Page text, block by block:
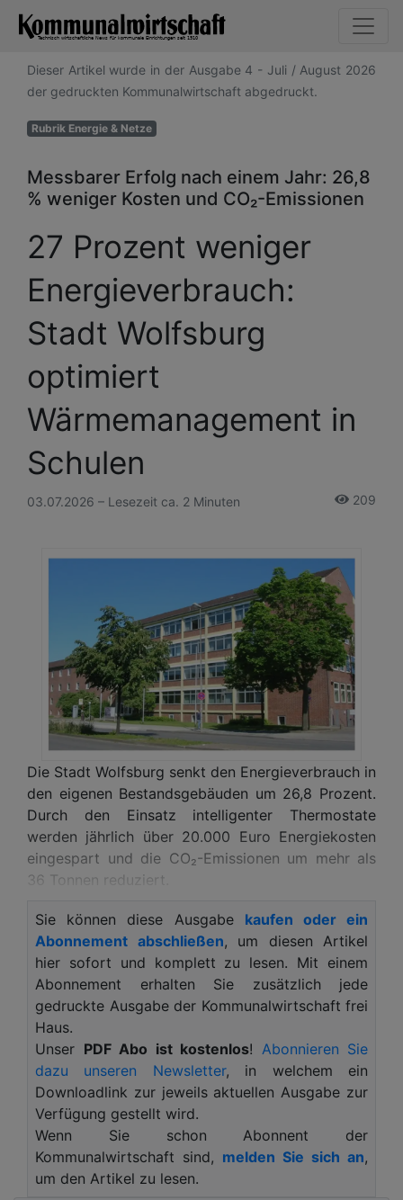
Dieser Artikel wurde in der Ausgabe 4 - Juli / August 2026
der gedruckten Kommunalwirtschaft abgedruckt.
Rubrik Energie & Netze
Messbarer Erfolg nach einem Jahr: 26,8
% weniger Kosten und CO₂-Emissionen
27 Prozent weniger
Energieverbrauch:
Stadt Wolfsburg
optimiert
Wärmemanagement in
Schulen
03.07.2026 – Lesezeit ca. 2 Minuten 209
Die Stadt Wolfsburg senkt den Energieverbrauch in
den eigenen Bestandsgebäuden um 26,8 Prozent.
Durch den Einsatz intelligenter Thermostate
werden jährlich über 20.000 Euro Energiekosten
eingespart und die CO₂-Emissionen um mehr als
36 Tonnen reduziert.
Das Projekt an den Berufsbildenden Schulen zeigt,
dass erhebliche Einsparungen nicht zwangsläufig
mit aufwendigen Sanierungen verbunden sein
müssen. Stattdessen setzte die Stadt auf eine
Lösung, die im laufenden Betrieb implementiert
werden konnte und bereits nach kurzer Zeit
messbare Ergebnisse liefert.
Zum Einsatz kamen die intelligenten Thermostate
von vilisto, die die Raumtemperatur
bedarfsgerecht und automatisiert steuern. Sie
erkennen Nutzungszeiten und passen die
Wärmeversorgung entsprechend an. Darüber
hinaus wurde nach der Installation ein digitaler
Sie können diese Ausgabe kaufen oder ein
Abonnement abschließen, um diesen Artikel
hier sofort und komplett zu lesen. Mit einem
Abonnement erhalten Sie zusätzlich jede
gedruckte Ausgabe der Kommunalwirtschaft frei
Haus.
Unser PDF Abo ist kostenlos! Abonnieren Sie
dazu unseren Newsletter, in welchem ein
Downloadlink zur jeweils aktuellen Ausgabe zur
Verfügung gestellt wird.
Wenn Sie schon Abonnent der
Kommunalwirtschaft sind, melden Sie sich an,
um den Artikel zu lesen.